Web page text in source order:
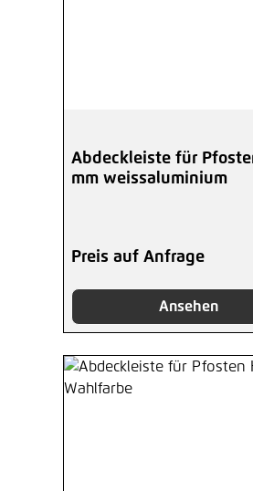
Abdeckleiste für
mm weissaluminium
Preis auf Anfrage
Ansehen